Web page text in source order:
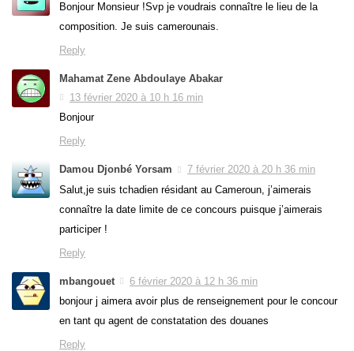
Bonjour Monsieur !Svp je voudrais connaître le lieu de la
composition. Je suis camerounais.
Reply
Mahamat Zene Abdoulaye Abakar
13 février 2020 à 10 h 16 min
Bonjour
Reply
Damou Djonbé Yorsam
7 février 2020 à 20 h 36 min
Salut,je suis tchadien résidant au Cameroun, j’aimerais
connaître la date limite de ce concours puisque j’aimerais
participer !
Reply
mbangouet
6 février 2020 à 12 h 36 min
bonjour j aimera avoir plus de renseignement pour le concour
en tant qu agent de constatation des douanes
Reply